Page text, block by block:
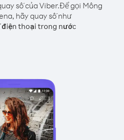
số của Viber.Để gọi Mông
hãy quay số như
điện thoại trong nước